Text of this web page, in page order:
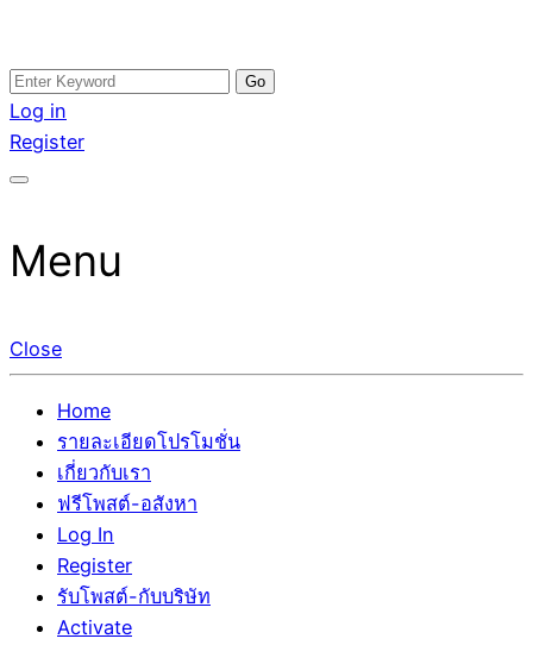
Skip
to
content
อสังหาโพสต์ รีวิวเยอะ รับจ้างโพสต์ขายบ้าน รับจ้างโพสต์อสัง
หา แตกต่างอย่างตั้งใจ รับรองผล อันดับ1 การโพสต์ขายอสังหา
กับทีมงานบริษัท บ้าน ที่ดิน คอนโด ติดGoogleหน้าแรกได้จริงๆ
รับจ้างโพสอสังหา ขายบ้าน อสังหาโพสต์ เชื่อถือได้จริง รับ
โพสต์ ที่ดิน กับทีมงานบริษัท ถูกและดีที่สุด ไม่มีค่านายหน้า
ขายได้จริงๆ ช่วยสร้างโอกาสในการขายได้มากกว่า ที่เดียว ที่
Search
for:
Log in
Register
Menu
Close
Home
รายละเอียดโปรโมชั่น
เกี่ยวกับเรา
ฟรีโพสต์-อสังหา
Log In
Register
รับโพสต์-กับบริษัท
Activate